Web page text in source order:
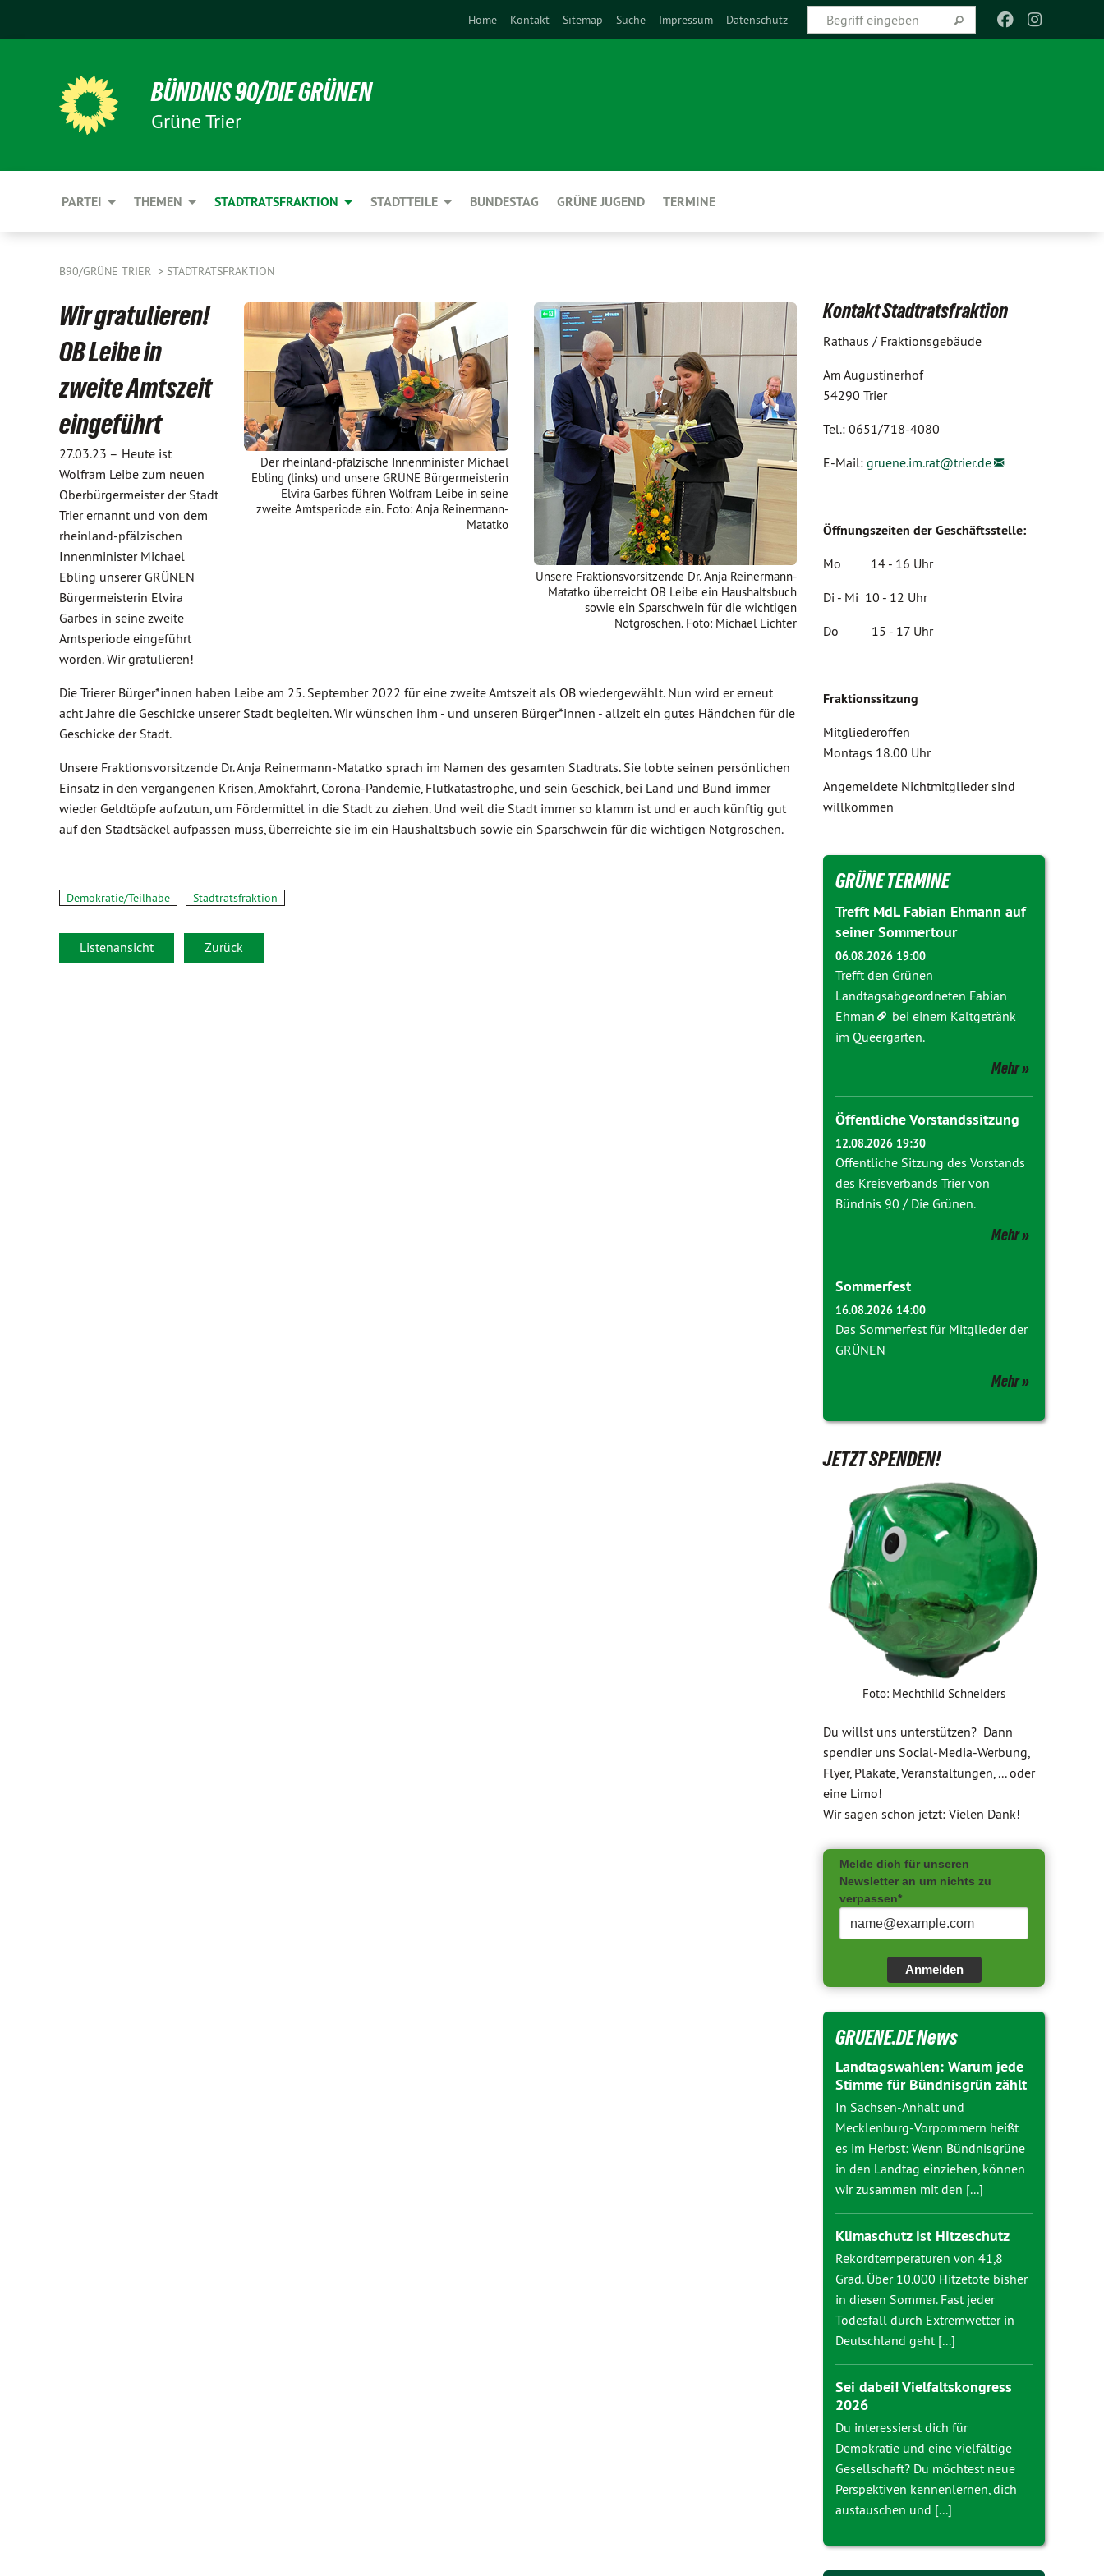
Home Kontakt Sitemap Suche Impressum Datenschutz
BÜNDNIS 90/DIE GRÜNEN
Grüne Trier
PARTEI THEMEN STADTRATSFRAKTION STADTTEILE BUNDESTAG GRÜNE JUGEND TERMINE
B90/GRÜNE TRIER STADTRATSFRAKTION
Der rheinland-pfälzische Innenminister Michael
Ebling (links) und unsere GRÜNE Bürgermeisterin
Elvira Garbes führen Wolfram Leibe in seine
zweite Amtsperiode ein. Foto: Anja Reinermann-
Matatko
Unsere Fraktionsvorsitzende Dr. Anja Reinermann-
Matatko überreicht OB Leibe ein Haushaltsbuch
sowie ein Sparschwein für die wichtigen
Notgroschen. Foto: Michael Lichter
Wir gratulieren!
OB Leibe in
zweite Amtszeit
eingeführt
27.03.23 – Heute ist
Wolfram Leibe zum neuen
Oberbürgermeister der Stadt
Trier ernannt und von dem
rheinland-pfälzischen
Innenminister Michael
Ebling unserer GRÜNEN
Bürgermeisterin Elvira
Garbes in seine zweite
Amtsperiode eingeführt
worden. Wir gratulieren!
Die Trierer Bürger*innen haben Leibe am 25. September 2022 für eine zweite Amtszeit als OB wiedergewählt. Nun wird er erneut
acht Jahre die Geschicke unserer Stadt begleiten. Wir wünschen ihm - und unseren Bürger*innen - allzeit ein gutes Händchen für die
Geschicke der Stadt.
Unsere Fraktionsvorsitzende Dr. Anja Reinermann-Matatko sprach im Namen des gesamten Stadtrats. Sie lobte seinen persönlichen
Einsatz in den vergangenen Krisen, Amokfahrt, Corona-Pandemie, Flutkatastrophe, und sein Geschick, bei Land und Bund immer
wieder Geldtöpfe aufzutun, um Fördermittel in die Stadt zu ziehen. Und weil die Stadt immer so klamm ist und er auch künftig gut
auf den Stadtsäckel aufpassen muss, überreichte sie im ein Haushaltsbuch sowie ein Sparschwein für die wichtigen Notgroschen.
Demokratie/Teilhabe Stadtratsfraktion
Listenansicht Zurück
Kontakt Stadtratsfraktion
Rathaus / Fraktionsgebäude
Am Augustinerhof
54290 Trier
Tel.: 0651/718-4080
E-Mail: gruene.im.rat@trier.de
Öffnungszeiten der Geschäftsstelle:
Mo 14 - 16 Uhr
Di - Mi 10 - 12 Uhr
Do 15 - 17 Uhr
Fraktionssitzung
Mitgliederoffen
Montags 18.00 Uhr
Angemeldete Nichtmitglieder sind
willkommen
GRÜNE TERMINE
Trefft MdL Fabian Ehmann auf
seiner Sommertour
06.08.2026 19:00
Trefft den Grünen
Landtagsabgeordneten Fabian
Ehman
bei einem Kaltgetränk
im Queergarten.
Mehr
Öffentliche Vorstandssitzung
12.08.2026 19:30
Öffentliche Sitzung des Vorstands
des Kreisverbands Trier von
Bündnis 90 / Die Grünen.
Mehr
Sommerfest
16.08.2026 14:00
Das Sommerfest für Mitglieder der
GRÜNEN
Mehr
JETZT SPENDEN!
Foto: Mechthild Schneiders
Du willst uns unterstützen? Dann
spendier uns Social-Media-Werbung,
Flyer, Plakate, Veranstaltungen, ... oder
eine Limo!
Wir sagen schon jetzt: Vielen Dank!
Melde dich für unseren
Newsletter an um nichts zu
verpassen*
Anmelden
GRUENE.DE News
Landtagswahlen: Warum jede
Stimme für Bündnisgrün zählt
In Sachsen-Anhalt und
Mecklenburg-Vorpommern heißt
es im Herbst: Wenn Bündnisgrüne
in den Landtag einziehen, können
wir zusammen mit den [...]
Klimaschutz ist Hitzeschutz
Rekordtemperaturen von 41,8
Grad. Über 10.000 Hitzetote bisher
in diesen Sommer. Fast jeder
Todesfall durch Extremwetter in
Deutschland geht [...]
Sei dabei! Vielfaltskongress
2026
Du interessierst dich für
Demokratie und eine vielfältige
Gesellschaft? Du möchtest neue
Perspektiven kennenlernen, dich
austauschen und [...]